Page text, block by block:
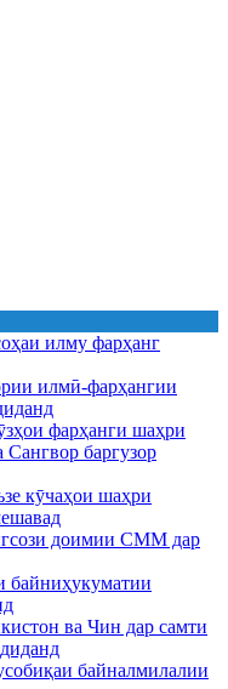
илму фарҳанг
илмӣ-фарҳангии
фарҳанги шаҳри
баргузор
кӯчаҳои шаҳри
доимии СММ дар
байниҳукуматии
ва Чин дар самти
байналмилалии